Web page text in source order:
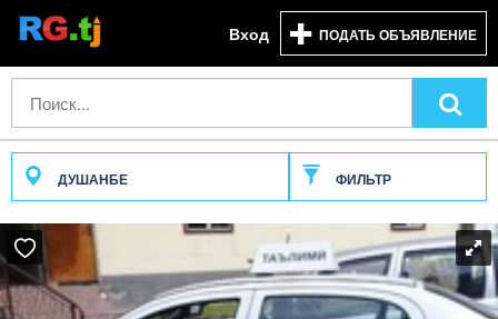
Вход ПОДАТЬ ОБЪЯВЛЕНИЕ
ДУШАНБЕ ФИЛЬТР